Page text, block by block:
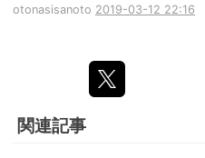
otonasisanoto 2019-03-12 22:16
関連記事